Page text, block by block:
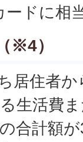
ドに相
※4）
居住者
生活費
合計額